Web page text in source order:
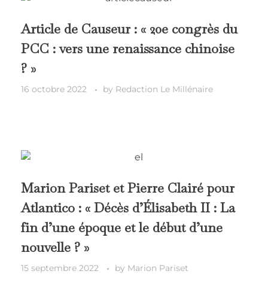
Article de Causeur : « 20e congrès du
PCC : vers une renaissance chinoise
? »
16 octobre 2022 by Redaction Le Millénaire
Marion Pariset et Pierre Clairé pour
Atlantico : « Décès d’Élisabeth II : La
fin d’une époque et le début d’une
nouvelle ? »
15 septembre 2022 by Marion Pariset